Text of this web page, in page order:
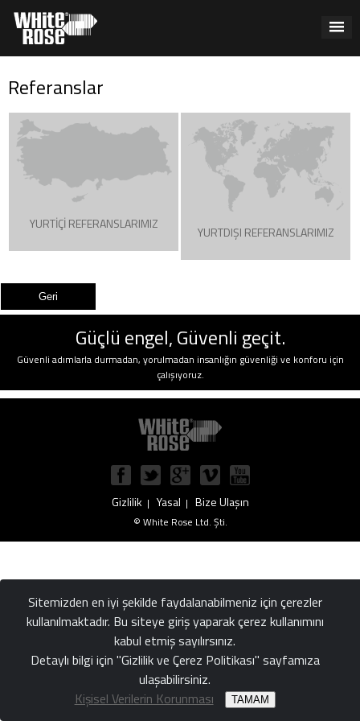
Referanslar
YURTİÇİ REFERANSLARIMIZ YURTDIŞI REFERANSLARIMIZ
Güçlü engel, Güvenli geçit.
Güvenli adımlarla durmadan, yorulmadan insanlığın güvenliği ve konforu için
çalışıyoruz.
Gizlilik | Yasal | Bize Ulaşın
© White Rose Ltd. Şti.
Sitemizden en iyi şekilde faydalanabilmeniz için çerezler
kullanılmaktadır. Bu siteye giriş yaparak çerez kullanımını
kabul etmiş sayılırsınız.
Detaylı bilgi için "Gizlilik ve Çerez Politikası" sayfamıza
ulaşabilirsiniz.
Kişisel Verilerin Korunması
TAMAM